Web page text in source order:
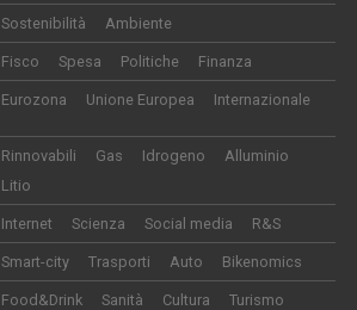
Sostenibilità Ambiente
Fisco Spesa Politiche Finanza
Eurozona Unione Europea Internazionale
Rinnovabili Gas Idrogeno
Alluminio
Litio
Internet Scienza Social media R&S
Smart-city Trasporti Auto Bikenomics
Food&Drink Sanità Cultura Turismo